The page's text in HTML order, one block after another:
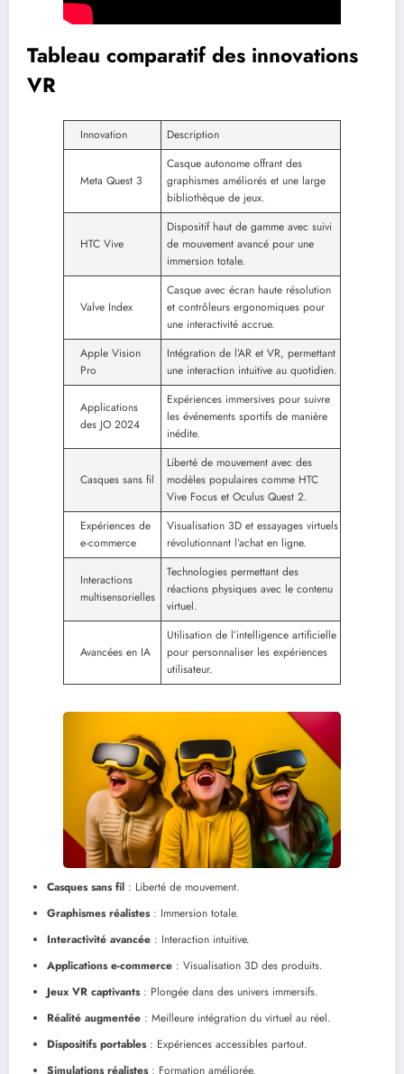
Tableau comparatif des innovations
VR
Innovation Description
Meta Quest 3
Casque autonome offrant des
graphismes améliorés et une large
bibliothèque de jeux.
HTC Vive
Dispositif haut de gamme avec suivi
de mouvement avancé pour une
immersion totale.
Valve Index
Casque avec écran haute résolution
et contrôleurs ergonomiques pour
une interactivité accrue.
Apple Vision
Pro
Intégration de l’AR et VR, permettant
une interaction intuitive au quotidien.
Applications
des JO 2024
Expériences immersives pour suivre
les événements sportifs de manière
inédite.
Casques sans fil
Liberté de mouvement avec des
modèles populaires comme HTC
Vive Focus et Oculus Quest 2.
Expériences de
e-commerce
Visualisation 3D et essayages virtuels
révolutionnant l’achat en ligne.
Interactions
multisensorielles
Technologies permettant des
réactions physiques avec le contenu
virtuel.
Avancées en IA
Utilisation de l’intelligence artificielle
pour personnaliser les expériences
utilisateur.
Casques sans fil : Liberté de mouvement.
Graphismes réalistes: Immersion totale.
Interactivité avancée : Interaction intuitive.
Applications e-commerce : Visualisation 3D des produits.
Jeux VR captivants: Plongée dans des univers immersifs.
Réalité augmentée : Meilleure intégration du virtuel au réel.
Dispositifs portables: Expériences accessibles partout.
Simulations réalistes: Formation améliorée.